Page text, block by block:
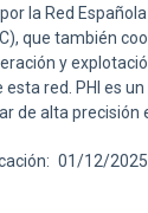
la Red
que también
y
red. PHI es
de alta precisión
01/12/